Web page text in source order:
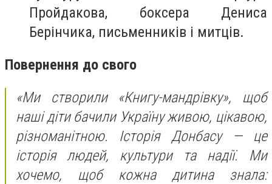
Пройдакова, боксера Дениса
Берінчика, письменників і митців.
Повернення до свого
«Ми створили «Книгу-мандрівку», щоб
наші діти бачили Україну живою, цікавою,
різноманітною. Історія Донбасу — це
історія людей, культури та надії. Ми
хочемо, щоб кожна дитина знала: